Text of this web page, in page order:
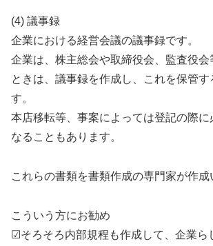
(4) 議事録
企業における経営会議の議事録です。
企業は、株主総会や取締役会、監査役会
ときは、議事録を作成し、これを保管す
す。
本店移転等、事案によっては登記の際に
なることもあります。
これらの書類を書類作成の専門家が作成
こういう方にお勧め
☑そろそろ内部規程も作成して、企業ら